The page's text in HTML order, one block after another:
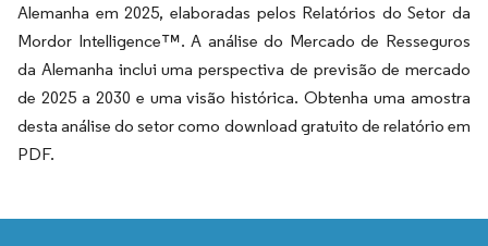
Alemanha em 2025, elaboradas pelos Relatórios do Setor da
Mordor Intelligence™. A análise do Mercado de Resseguros
da Alemanha inclui uma perspectiva de previsão de mercado
de 2025 a 2030 e uma visão histórica. Obtenha uma amostra
desta análise do setor como download gratuito de relatório em
PDF.